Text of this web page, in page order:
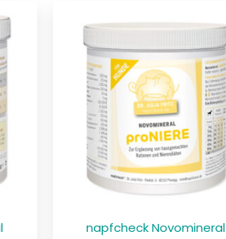
napfcheck Novomineral